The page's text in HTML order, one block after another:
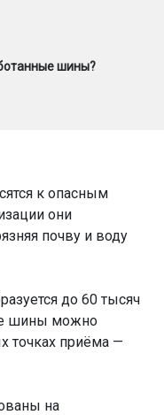
шины?
к опасным
они
почву и воду
до 60 тысяч
шины можно
точках приёма —
на